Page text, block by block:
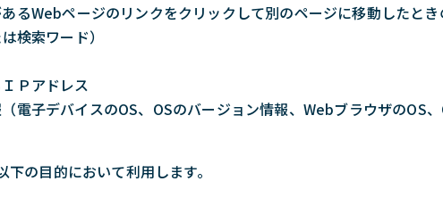
るWebページのリンクをクリックして別のページに移動したと
検索ワード）
Ｐアドレス
電子デバイスのOS、OSのバージョン情報、WebブラウザのOS
の目的において利用します。